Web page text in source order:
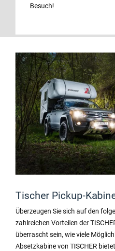
Besuch!
Tischer Pickup-
Überzeugen Sie sich auf den
zahlreichen Vorteilen der
überrascht sein, wie viele
Absetzkabine von TISCHER